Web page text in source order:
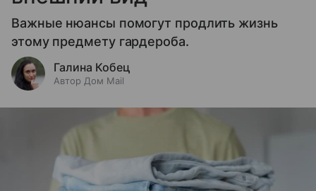
Важные нюансы помогут продлить жизнь
этому предмету гардероба.
Галина Кобец
Автор Дом Mail